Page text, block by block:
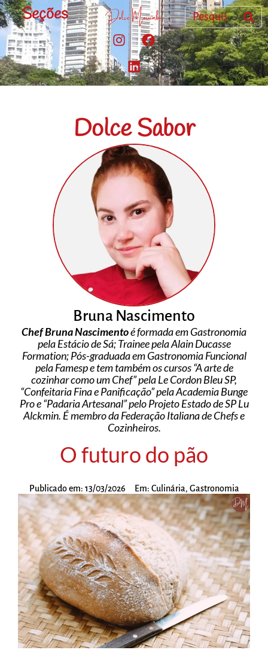
Seções
Dolce Sabor
Bruna Nascimento
Chef Bruna Nascimentoé formada em Gastronomia
pela Estácio de Sá; Trainee pela Alain Ducasse
Formation; Pós-graduada em Gastronomia Funcional
pela Famesp e tem também os cursos “A arte de
cozinhar como um Chef” pela Le Cordon Bleu SP,
“Confeitaria Fina e Panificação” pela Academia Bunge
Pro e “Padaria Artesanal” pelo Projeto Estado de SP Lu
Alckmin. É membro da Federação Italiana de Chefs e
Cozinheiros.
O futuro do pão
Publicado em: 13/03/2026 Em: Culinária, Gastronomia